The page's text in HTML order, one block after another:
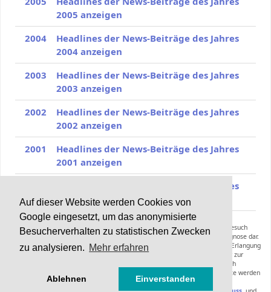
Auf dieser Website werden Cookies von
Google eingesetzt, um das anonymisierte
Besucherverhalten zu statistischen Zwecken
zu analysieren. Mehr erfahren
Ablehnen Einverstanden
2005 anzeigen
2004
Headlines der News-Beiträge des Jahres
2004 anzeigen
2003
Headlines der News-Beiträge des Jahres
2003 anzeigen
2002
Headlines der News-Beiträge des Jahres
2002 anzeigen
2001
Headlines der News-Beiträge des Jahres
2001 anzeigen
Headlines der News-Beiträge des Jahres
2000 anzeigen
Die Inhalte von Haarerkrankungen.de können und sollen keinen Arztbesuch
ersetzen und stellen keine Anleitung zur Selbstmedikation oder Selbstdiagnose dar.
Die Informationen dieser Webseiten inklusive der Expertenräte sollen zur Erlangung
zusätzlicher Informationen zu einer bereits gestellten Diagnose oder zur
Vorbereitung eines Arztbesuches dienen. Empfehlungen hinsichtlich
Diagnoseverfahren, Therapieformen, Medikamenten oder anderer Produkte werden
nicht gegeben.